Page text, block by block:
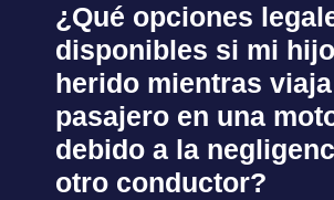
¿Qué opciones
disponibles si mi
herido mientras
pasajero en una
debido a la
otro conductor?